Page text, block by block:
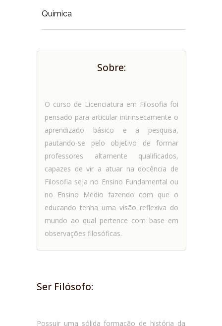
Química
Sobre:
O curso de Licenciatura em Filosofia foi
pensado para articular intrinsecamente o
aprendizado básico e a pesquisa,
pautando-se pelo objetivo de formar
professores altamente qualificados,
capazes de vir a atuar na docência de
Filosofia seja no Ensino Fundamental ou
no Ensino Médio fazendo com que o
educando tenha uma visão reflexiva do
mundo ao qual pertence com base em
observações filosóficas.
Ser Filósofo:
Possuir uma sólida formação de história da